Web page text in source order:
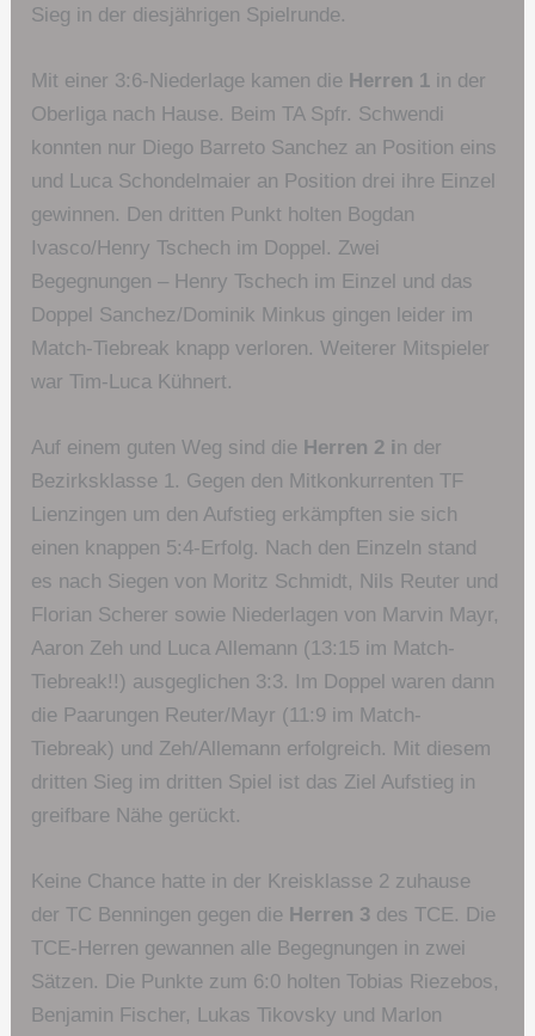
Sieg in der diesjährigen Spielrunde.
Mit einer 3:6-Niederlage kamen die Herren 1 in der
Oberliga nach Hause. Beim TA Spfr. Schwendi
konnten nur Diego Barreto Sanchez an Position eins
und Luca Schondelmaier an Position drei ihre Einzel
gewinnen. Den dritten Punkt holten Bogdan
Ivasco/Henry Tschech im Doppel. Zwei
Begegnungen – Henry Tschech im Einzel und das
Doppel Sanchez/Dominik Minkus gingen leider im
Match-Tiebreak knapp verloren. Weiterer Mitspieler
war Tim-Luca Kühnert.
Auf einem guten Weg sind die Herren 2 in der
Bezirksklasse 1. Gegen den Mitkonkurrenten TF
Lienzingen um den Aufstieg erkämpften sie sich
einen knappen 5:4-Erfolg. Nach den Einzeln stand
es nach Siegen von Moritz Schmidt, Nils Reuter und
Florian Scherer sowie Niederlagen von Marvin Mayr,
Aaron Zeh und Luca Allemann (13:15 im Match-
Tiebreak!!) ausgeglichen 3:3. Im Doppel waren dann
die Paarungen Reuter/Mayr (11:9 im Match-
Tiebreak) und Zeh/Allemann erfolgreich. Mit diesem
dritten Sieg im dritten Spiel ist das Ziel Aufstieg in
greifbare Nähe gerückt.
Keine Chance hatte in der Kreisklasse 2 zuhause
der TC Benningen gegen die Herren 3 des TCE. Die
TCE-Herren gewannen alle Begegnungen in zwei
Sätzen. Die Punkte zum 6:0 holten Tobias Riezebos,
Benjamin Fischer, Lukas Tikovsky und Marlon